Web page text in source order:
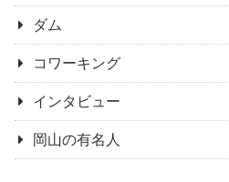
ダム
コワーキング
インタビュー
岡山の有名人